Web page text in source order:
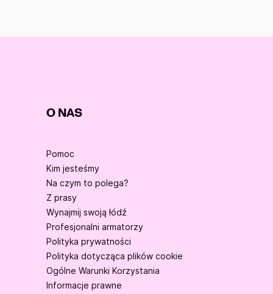
O NAS
Pomoc
Kim jesteśmy
Na czym to polega?
Z prasy
Wynajmij swoją łódź
Profesjonalni armatorzy
Polityka prywatności
Polityka dotycząca plików cookie
Ogólne Warunki Korzystania
Informacje prawne